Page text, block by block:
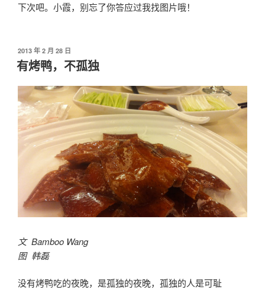
下次吧。小霞，别忘了你答应过我找图片哦！
发
布
于
2013 年 2 月 28 日
有烤鸭，不孤独
文 Bamboo Wang
图 韩磊
没有烤鸭吃的夜晚，是孤独的夜晚，孤独的人是可耻